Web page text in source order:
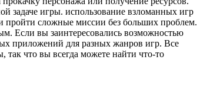
задаче игры. использование взломанных игр
пройти сложные миссии без больших проблем.
Если вы заинтересовались возможностью
приложений для разных жанров игр. Все
что вы всегда можете найти что-то